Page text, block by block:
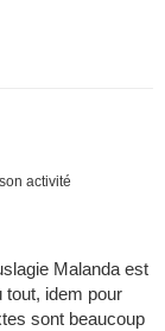
activité
Malanda est
tout, idem pour
sont beaucoup